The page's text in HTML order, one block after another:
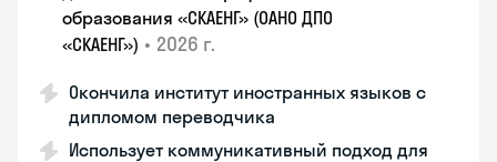
образования «СКАЕНГ» (ОАНО ДПО
«СКАЕНГ») • 2026 г.
Окончила институт иностранных языков с
дипломом переводчика
Использует коммуникативный подход для